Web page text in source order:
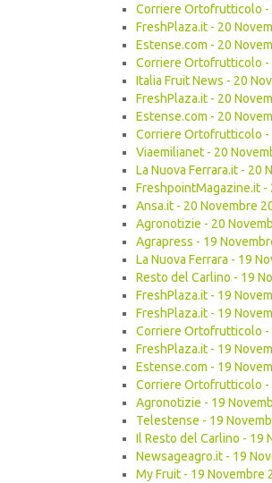
Corriere Ortofrutticolo -
FreshPlaza.it - 20
Estense.com - 20
Corriere Ortofrutticolo -
Italia Fruit News - 20
FreshPlaza.it - 20
Estense.com - 20
Corriere Ortofrutticolo -
Viaemilianet - 20
La Nuova Ferrara.it - 20
FreshpointMagazine.it -
Ansa.it - 20 Novembre
Agronotizie - 20
Agrapress - 19
La Nuova Ferrara - 19
Resto del Carlino - 19
FreshPlaza.it - 19
FreshPlaza.it - 19
Corriere Ortofrutticolo -
FreshPlaza.it - 19
Estense.com - 19
Corriere Ortofrutticolo -
Agronotizie - 19
Telestense - 19
Il Resto del Carlino - 19
Newsageagro.it - 19
My Fruit - 19 Novembre